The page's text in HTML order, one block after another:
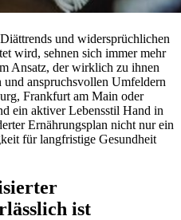
und widersprüchlichen
wird, sehnen sich immer mehr
Ansatz, der wirklich zu ihnen
und anspruchsvollen Umfeldern
Frankfurt am Main oder
ein aktiver Lebensstil Hand in
Ernährungsplan nicht nur ein
für langfristige Gesundheit
ist